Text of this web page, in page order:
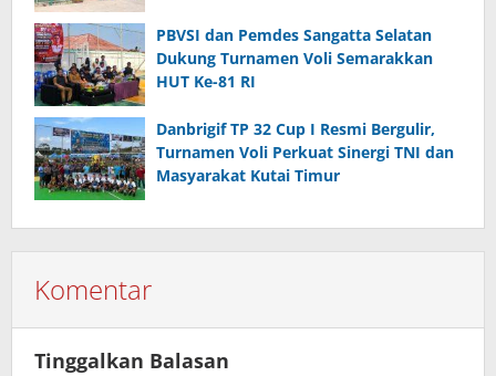
PBVSI dan Pemdes Sangatta Selatan
Dukung Turnamen Voli Semarakkan
HUT Ke-81 RI
Danbrigif TP 32 Cup I Resmi Bergulir,
Turnamen Voli Perkuat Sinergi TNI dan
Masyarakat Kutai Timur
Komentar
Tinggalkan Balasan